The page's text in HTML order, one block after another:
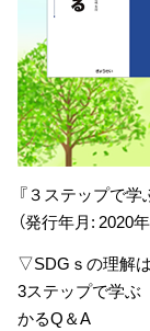
『３ステップで
（発行年月: 2020
▽SDGｓの理解
3ステップで学
かるQ＆A